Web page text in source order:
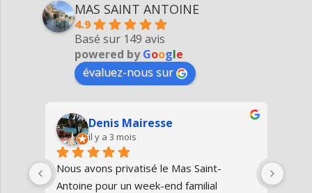
MAS SAINT ANTOINE
4.9
Basé sur 149 avis
powered byGoogle
évaluez-nous sur
Denis Mairesse
il y a 3 mois
Nous avons privatisé le Mas Saint-
Antoine pour un week-end familial